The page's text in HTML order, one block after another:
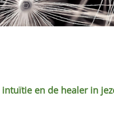
en de healer in